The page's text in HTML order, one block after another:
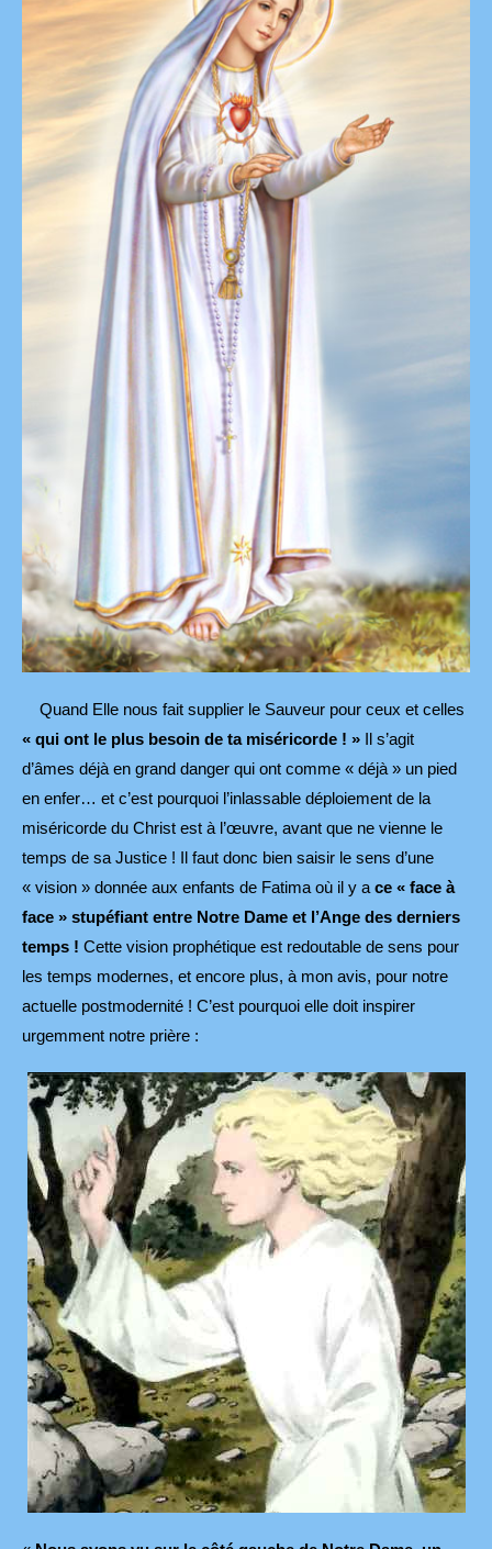
Quand Elle nous fait supplier le Sauveur pour ceux et celles
« qui ont le plus besoin de ta miséricorde ! »
Il s’agit
d’âmes déjà en grand danger qui ont comme « déjà » un pied
en enfer… et c’est pourquoi l’inlassable déploiement de la
miséricorde du Christ est à l’œuvre, avant que ne vienne le
temps de sa Justice ! Il faut donc bien saisir le sens d’une
« vision » donnée aux enfants de Fatima où il y ace « face à
face » stupéfiant entre Notre Dame et l’Ange des derniers
temps ! Cette vision prophétique est redoutable de sens pour
les temps modernes, et encore plus, à mon avis, pour notre
actuelle postmodernité ! C’est pourquoi elle doit inspirer
urgemment notre prière :